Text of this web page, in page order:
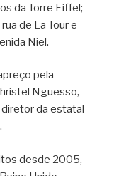
da Torre Eiffel;
de La Tour e
Niel.
pela
Nguesso,
da estatal
desde 2005,